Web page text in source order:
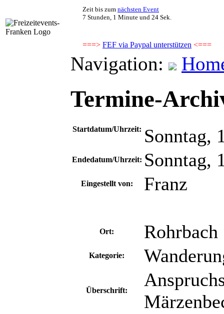
Zeit bis zum nächsten Event
7 Stunden, 1 Minute und 24 Sek.
===> FEF via Paypal unterstützen <===
Navigation:
Termine-
Startdatum/Uhrzeit: Sonntag,
Endedatum/Uhrzeit: Sonntag,
Eingestellt von: Franz
Ort: Rohrbach
Kategorie:
Überschrift: